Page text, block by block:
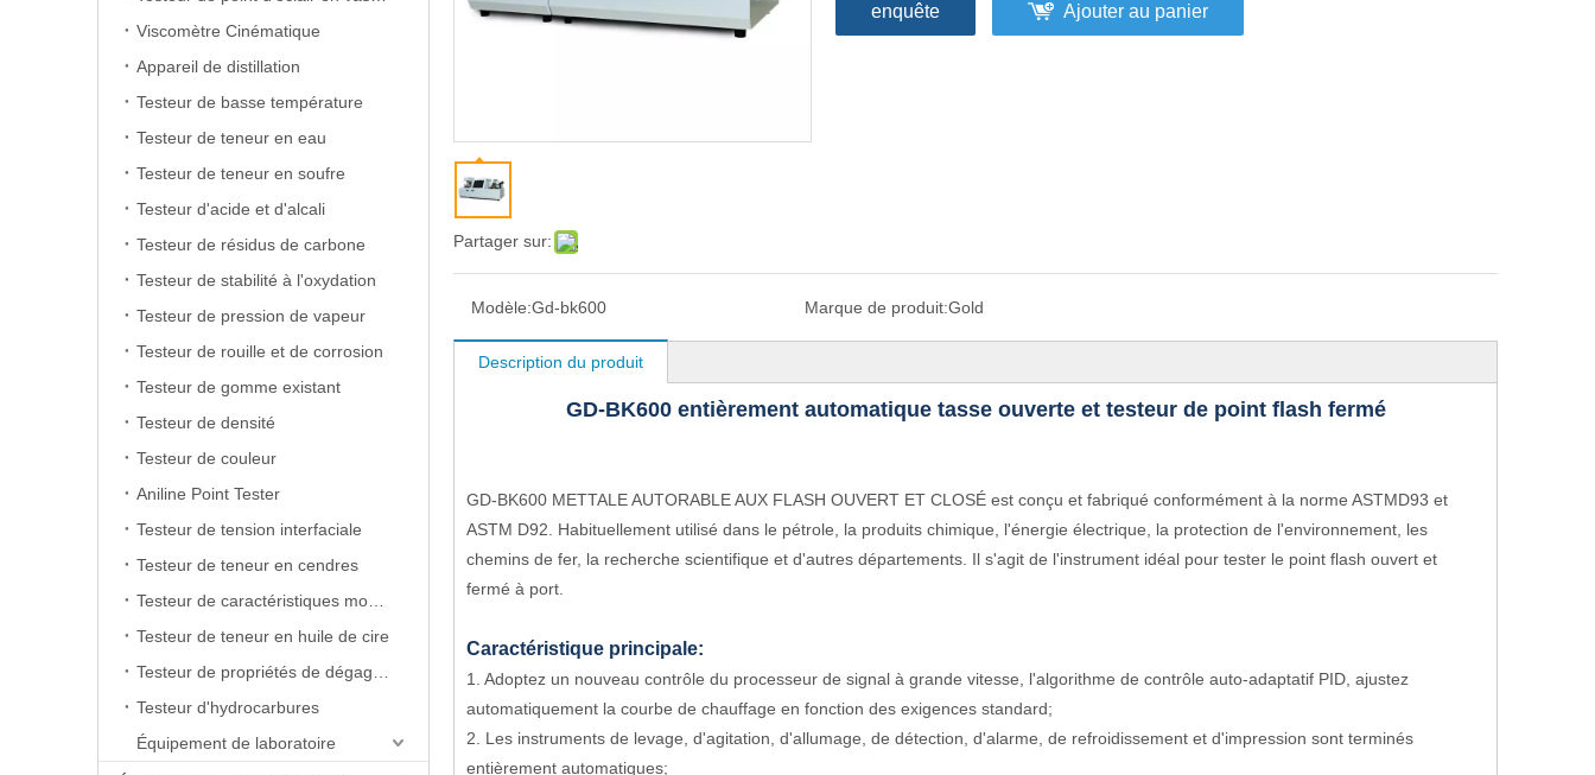
Viscomètre Cinématique
Appareil de distillation
Testeur de basse température
Testeur de teneur en eau
Testeur de teneur en soufre
Testeur d'acide et d'alcali
Testeur de résidus de carbone
Testeur de stabilité à l'oxydation
Testeur de pression de vapeur
Testeur de rouille et de corrosion
Testeur de gomme existant
Testeur de densité
Testeur de couleur
Aniline Point Tester
Testeur de tension interfaciale
Testeur de teneur en cendres
Testeur de teneur en huile de cire
Testeur d'hydrocarbures
Équipement de laboratoire
Partager sur:
enquête Ajouter au panier
Modèle:Gd-bk600 Marque de produit:Gold
Description du produit
GD-BK600 entièrement automatique tasse ouverte et testeur de point flash fermé
GD-BK600 METTALE AUTORABLE AUX FLASH OUVERT ET CLOSÉ est conçu et fabriqué conformément à la norme ASTMD93 et ​​
ASTM D92. Habituellement utilisé dans le pétrole, la produits chimique, l'énergie électrique, la protection de l'environnement, les
chemins de fer, la recherche scientifique et d'autres départements. Il s'agit de l'instrument idéal pour tester le point flash ouvert et
fermé à port.
Caractéristique principale:
1. Adoptez un nouveau contrôle du processeur de signal à grande vitesse, l'algorithme de contrôle auto-adaptatif PID, ajustez
automatiquement la courbe de chauffage en fonction des exigences standard;
2. Les instruments de levage, d'agitation, d'allumage, de détection, d'alarme, de refroidissement et d'impression sont terminés
entièrement automatiques;